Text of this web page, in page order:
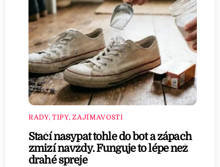
RADY, TIPY, ZAJÍMAVOSTI
Stačí nasypat tohle do bot a zápach
zmizí navždy. Funguje to lépe než
drahé spreje